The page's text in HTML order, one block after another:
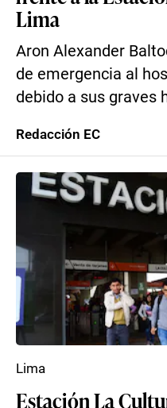
Lima
Aron Alexander
de emergencia al
debido a sus graves
Redacción EC
Estación La
Lima